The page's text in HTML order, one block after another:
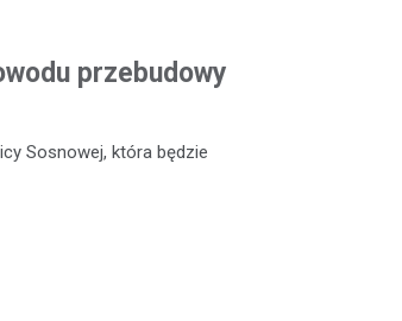
przebudowy
Sosnowej, która będzie